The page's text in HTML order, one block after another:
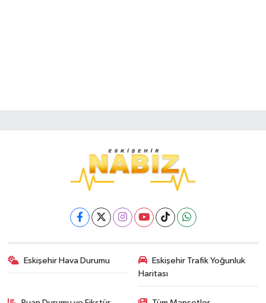
Eskişehir Hava Durumu
Eskişehir Trafik Yoğunluk
Haritası